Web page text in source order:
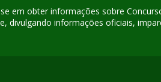
em obter informações sobre
divulgando informações oficiais,